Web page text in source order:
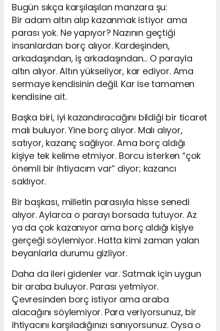
Bugün sıkça karşılaşılan manzara şu:
Bir adam altın alıp kazanmak istiyor ama
parası yok. Ne yapıyor? Nazının geçtiği
insanlardan borç alıyor. Kardeşinden,
arkadaşından, iş arkadaşından… O parayla
altın alıyor. Altın yükseliyor, kar ediyor. Ama
sermaye kendisinin değil. Kar ise tamamen
kendisine ait.
Başka biri, iyi kazandıracağını bildiği bir ticaret
malı buluyor. Yine borç alıyor. Malı alıyor,
satıyor, kazanç sağlıyor. Ama borç aldığı
kişiye tek kelime etmiyor. Borcu isterken “çok
önemli bir ihtiyacım var” diyor; kazancı
saklıyor.
Bir başkası, milletin parasıyla hisse senedi
alıyor. Aylarca o parayı borsada tutuyor. Az
ya da çok kazanıyor ama borç aldığı kişiye
gerçeği söylemiyor. Hatta kimi zaman yalan
beyanlarla durumu gizliyor.
Daha da ileri gidenler var. Satmak için uygun
bir araba buluyor. Parası yetmiyor.
Çevresinden borç istiyor ama araba
alacağını söylemiyor. Para veriyorsunuz, bir
ihtiyacını karşıladığınızı sanıyorsunuz. Oysa o